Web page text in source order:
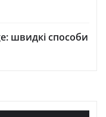
швидкі способи